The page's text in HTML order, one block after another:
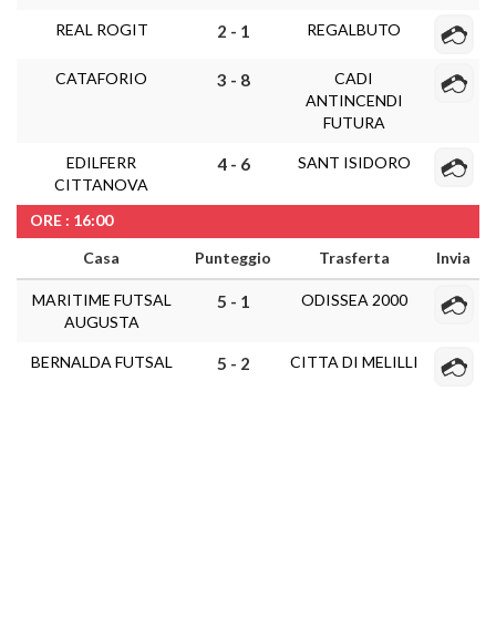
REAL ROGIT 2 - 1 REGALBUTO
CATAFORIO 3 - 8
CADI
ANTINCENDI
FUTURA
EDILFERR
CITTANOVA
4 - 6 SANT ISIDORO
ORE : 16:00
Casa
Punteggio Trasferta Invia
MARITIME FUTSAL
AUGUSTA
5 - 1 ODISSEA 2000
BERNALDA FUTSAL 5 - 2 CITTA DI MELILLI